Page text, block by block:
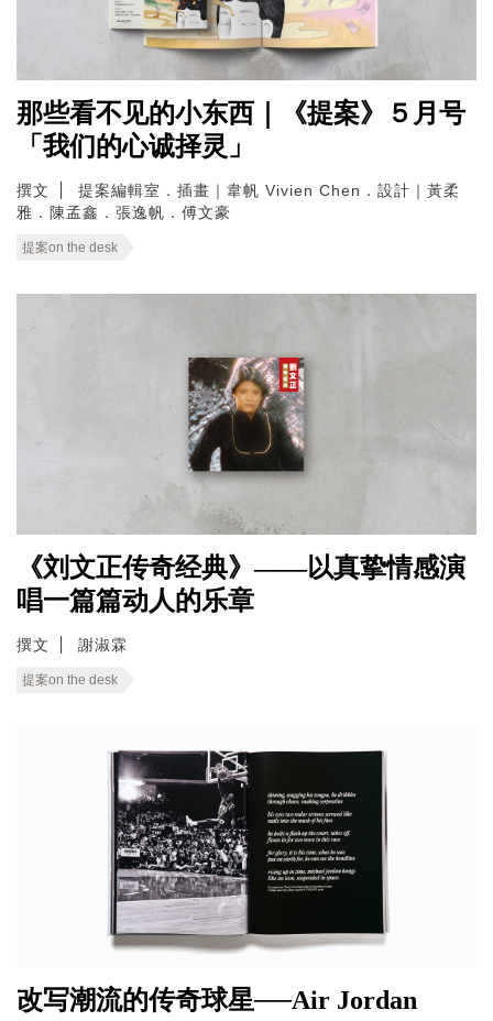
那些看不见的小东西｜《提案》５月号
「我们的心诚择灵」
撰文
提案編輯室．插畫｜韋帆 Vivien Chen．設計｜黃柔
雅．陳孟鑫．張逸帆．傅文豪
提案on the desk
《刘文正传奇经典》——以真挚情感演
唱一篇篇动人的乐章
撰文 謝淑霖
提案on the desk
改写潮流的传奇球星──Air Jordan